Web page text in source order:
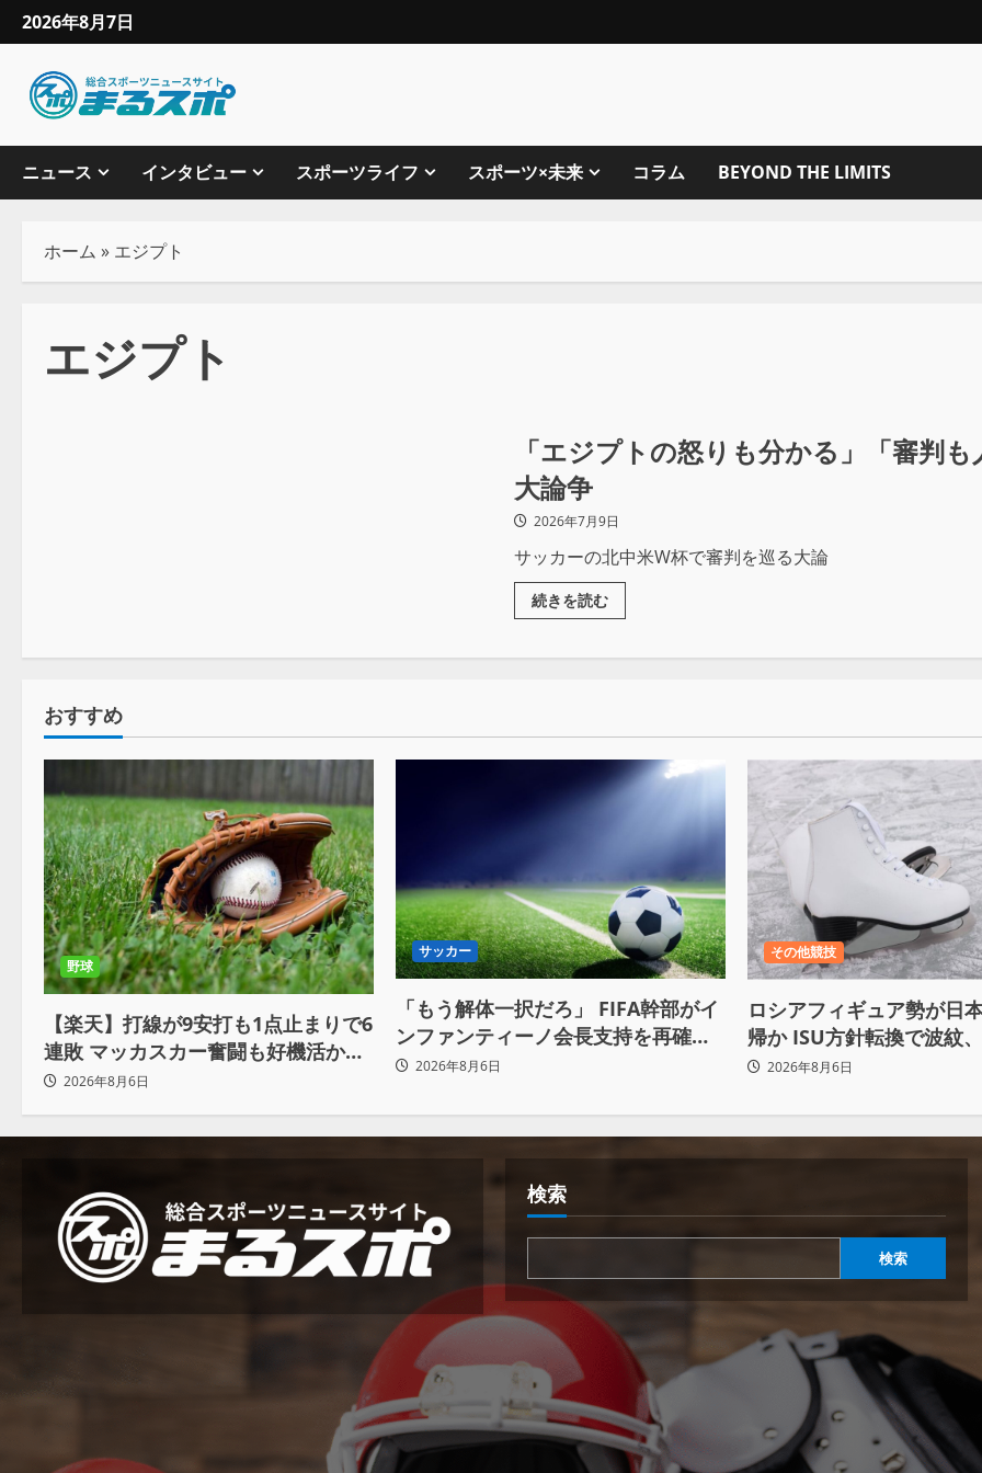
2026年8月7日
ニュース インタビュー スポーツライフ スポーツ×未来 コラム BEYOND THE LIMITS
ホーム » エジプト
エジプト
「エジプトの怒りも分かる」「審判
大論争
2026年7月9日
サッカーの北中米W杯で審判を巡る大論
続きを読む
おすすめ
野球
【楽天】打線が9安打も1点止まりで6
連敗 マッカスカー奮闘も好機活かせ
ず借金「22」
2026年8月6日
サッカー
「もう解体一択だろ」 FIFA幹部がイ
ンファンティーノ会長支持を再確認
も 批判収まらず
2026年8月6日
その他競技
ロシアフィギュア勢が日
帰か ISU方針転換で波紋
賛否両論
2026年8月6日
検索
検索